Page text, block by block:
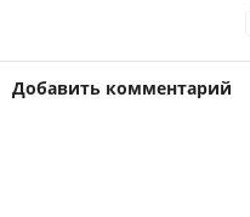
Добавить комментарий